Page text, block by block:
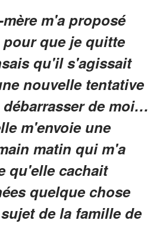
m'a proposé
pour que je quitte
qu'il s'agissait
nouvelle tentative
de moi…
m'envoie une
matin qui m'a
qu'elle cachait
quelque chose
de la famille de